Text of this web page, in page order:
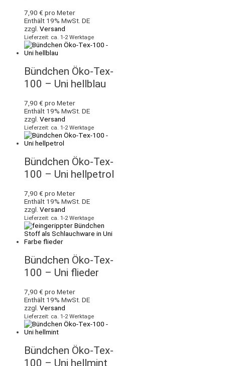
7,90 € pro Meter
Enthält 19% MwSt. DE
zzgl. Versand
Lieferzeit: ca. 1-2 Werktage
Bündchen Öko-Tex-
100 – Uni hellblau
7,90 € pro Meter
Enthält 19% MwSt. DE
zzgl. Versand
Lieferzeit: ca. 1-2 Werktage
Bündchen Öko-Tex-
100 – Uni hellpetrol
7,90 € pro Meter
Enthält 19% MwSt. DE
zzgl. Versand
Lieferzeit: ca. 1-2 Werktage
Bündchen Öko-Tex-
100 – Uni flieder
7,90 € pro Meter
Enthält 19% MwSt. DE
zzgl. Versand
Lieferzeit: ca. 1-2 Werktage
Bündchen Öko-Tex-
100 – Uni hellmint